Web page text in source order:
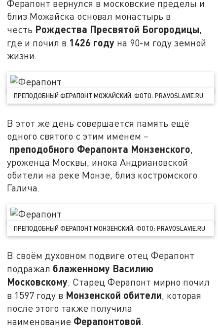
Ферапонт вернулся в московские пределы и
близ Можайска основал монастырь в
честь Рождества Пресвятой Богородицы,
где и почил в 1426 году на 90-м году земной
жизни.
ПРЕПОДОБНЫЙ ФЕРАПОНТ МОЖАЙСКИЙ. ФОТО: PRAVOSLAVIE.RU
В этот же день совершается память ещё
одного святого с этим именем –
преподобного Ферапонта Монзенского,
уроженца Москвы, инока Андриановской
обители на реке Монзе, близ костромского
Галича.
ПРЕПОДОБНЫЙ ФЕРАПОНТ МОНЗЕНСКИЙ. ФОТО: PRAVOSLAVIE.RU
В своём духовном подвиге отец Ферапонт
подражал блаженному Василию
Московскому. Старец Ферапонт мирно почил
в 1597 году в Монзенской обители, которая
после этого также получила
наименование Ферапонтовой.